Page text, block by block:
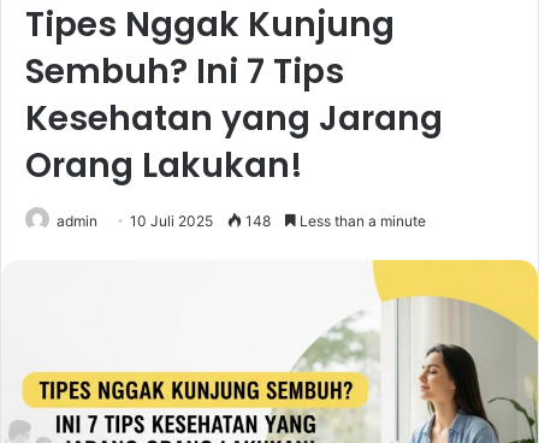
Tipes Nggak Kunjung
Sembuh? Ini 7 Tips
Kesehatan yang Jarang
Orang Lakukan!
admin 10 Juli 2025 148 Less than a minute